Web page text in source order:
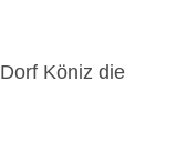
Köniz die